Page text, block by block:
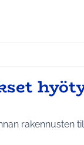
Tuusula
mukaan: Muut
rakennusten